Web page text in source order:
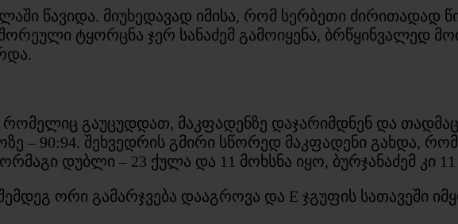
წავიდა. მიუხედავად იმისა, რომ სერბეთი ძირითადად
ტყორცნა ჯერ სანაძემ გამოიყენა, ბრწყინვალედ
რომელიც გაუცუდდათ, მაკფადენზე დაჯარიმდნენ და
– 90:94. შეხვედრის გმირი სწორედ მაკფადენი გახდა,
დუბლი – 23 ქულა და 11 მოხსნა იყო, ბურჯანაძემ კი
ორი გამარჯვება დააგროვა და E ჯგუფის სათავეში